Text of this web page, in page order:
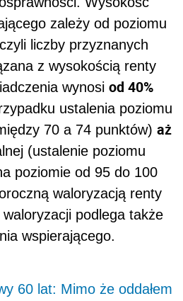
zależy od poziomu
liczby przyznanych
z wysokością renty
wynosi od 40%
ustalenia poziomu
70 a 74 punktów) aż
(ustalenie poziomu
poziomie od 95 do 100
waloryzacją renty
podlega także
wspierającego.
60 lat: Mimo że oddałem